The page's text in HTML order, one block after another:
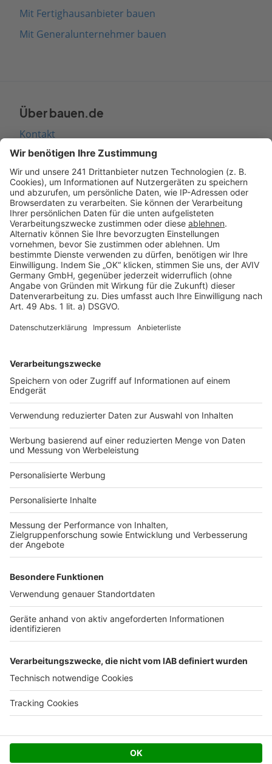
Mit Fertighausanbieter bauen
Mit Generalunternehmer bauen
Über bauen.de
Kontakt
Seitenaufbau
Barrierefreiheit
Cookie Einstellungen
Rechtliches
AGB-Übersicht
Datenschutz
Impressum
Services
Bauprojekt-Quiz
Häuser-Suche
Hausanbieter-Suche
Bauprojekt-Profil
Für Unternehmen
Ihre Baufirma auf bauen.de
Kostenloses Infogespräch